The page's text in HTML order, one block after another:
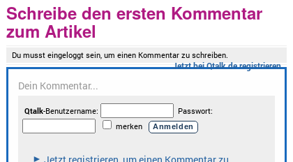
Schreibe den ersten Kommentar
zum Artikel